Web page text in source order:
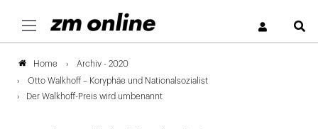
Home Archiv - 2020
Otto Walkhoff – Koryphäe und Nationalsozialist
Der Walkhoff-Preis wird umbenannt